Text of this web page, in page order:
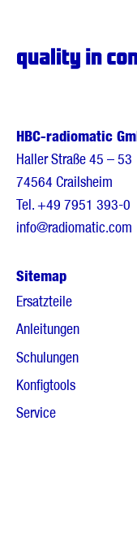
HBC-radiomatic
Haller Straße 45 – 53
74564 Crailsheim
Tel.+49 7951 393-0
info@radiomatic.com
Sitemap
Ersatzteile
Anleitungen
Schulungen
Konfigtools
Service